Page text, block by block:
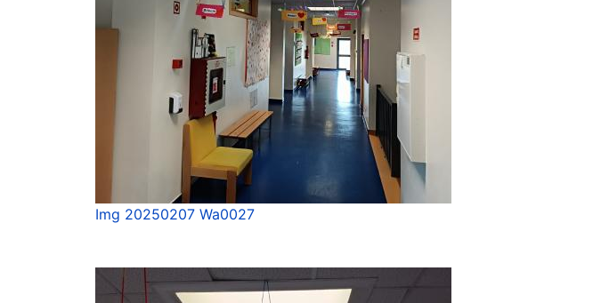
Img 20250207 Wa0027